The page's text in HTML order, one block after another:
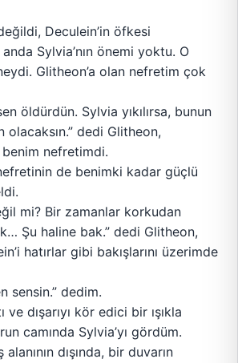
Deculein’in öfkesi
Sylvia’nın önemi yoktu. O
Glitheon’a olan nefretim çok
öldürdün. Sylvia yıkılırsa, bunun
olacaksın.” dedi Glitheon,
benim nefretimdi.
de benimki kadar güçlü
mi? Bir zamanlar korkudan
Şu haline bak.” dedi Glitheon,
hatırlar gibi bakışlarını üzerimde
sensin.” dedim.
dışarıyı kör edici bir ışıkla
camında Sylvia’yı gördüm.
dışında, bir duvarın